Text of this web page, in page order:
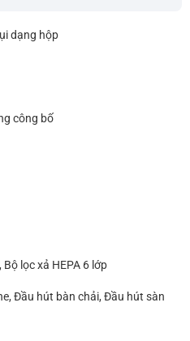
dạng hộp
công bố
Bộ lọc xả HEPA 6 lớp
Đầu hút bàn chải, Đầu hút sàn